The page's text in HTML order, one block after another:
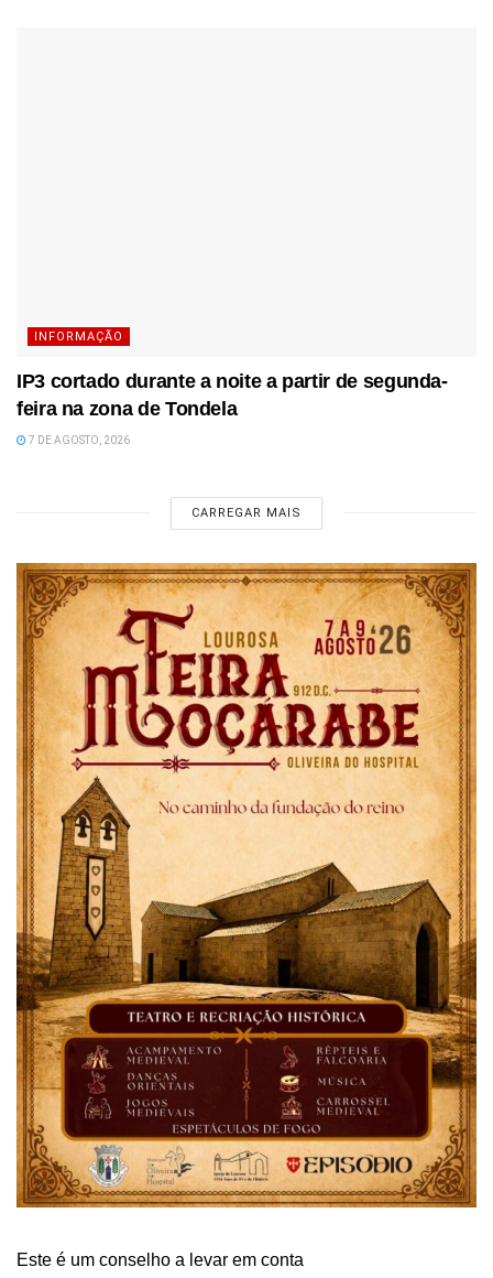
INFORMAÇÃO
IP3 cortado durante a noite a partir de segunda-
feira na zona de Tondela
7 DE AGOSTO, 2026
CARREGAR MAIS
Este é um conselho a levar em conta